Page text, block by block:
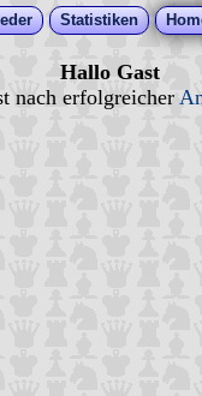
Statistiken
Hallo Gast
nach erfolgreicher